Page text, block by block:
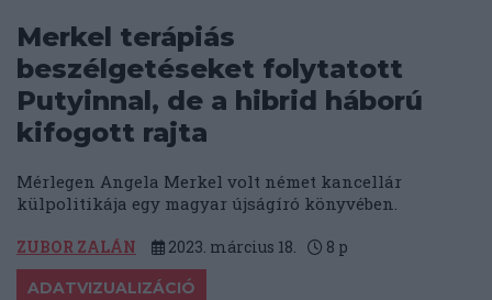
Merkel terápiás
beszélgetéseket folytatott
Putyinnal, de a hibrid háború
kifogott rajta
Mérlegen Angela Merkel volt német kancellár
külpolitikája egy magyar újságíró könyvében.
ZUBOR ZALÁN 2023. március 18. 8 p
ADATVIZUALIZÁCIÓ